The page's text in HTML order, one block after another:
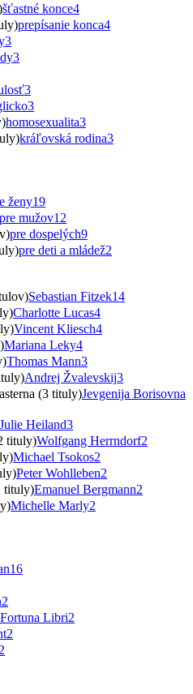
šťastné konce4
prepísanie konca4
3
3
3
3
homosexualita3
kráľovská rodina3
ženy19
pre mužov12
pre dospelých9
pre deti a mládež2
Sebastian Fitzek14
Charlotte Lucas4
Vincent Kliesch4
Mariana Leky4
Thomas Mann3
Andrej Žvalevskij3
(3 tituly)Jevgenija Borisovna
Julie Heiland3
tituly)Wolfgang Herrndorf2
Michael Tsokos2
Peter Wohlleben2
tituly)Emanuel Bergmann2
Michelle Marly2
16
2
Fortuna Libri2
2
2